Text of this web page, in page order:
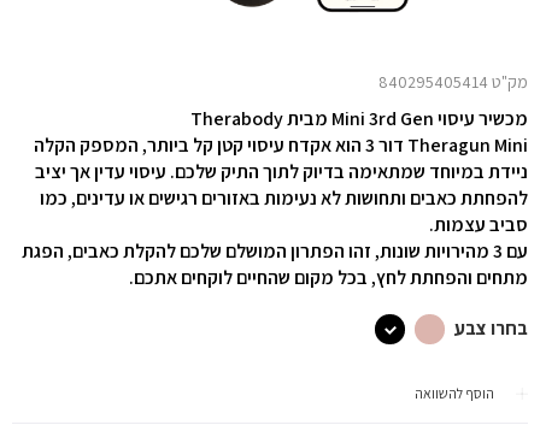
מק"ט 840295405414
מכשיר עיסוי Mini 3rd Gen מבית Therabody
Theragun Mini דור 3 הוא אקדח עיסוי קטן קל ביותר, המספק הקלה
ניידת במיוחד שמתאימה בדיוק לתוך התיק שלכם. עיסוי עדין אך יציב
להפחתת כאבים ותחושות לא נעימות באזורים רגישים או עדינים, כמו
סביב עצמות.
עם 3 מהירויות שונות,
זהו הפתרון המושלם שלכם להקלת כאבים, הפגת
מתחים והפחתת לחץ, בכל מקום שהחיים לוקחים אתכם.
בחרו צבע
הוסף להשוואה